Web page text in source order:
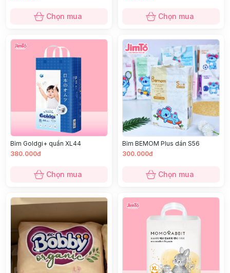
Chọn mua Chọn mua
Bỉm Goldgi+ quần XL44
380.000đ
Chọn mua
Bỉm BEMOM Plus dán S56
300.000đ
Chọn mua